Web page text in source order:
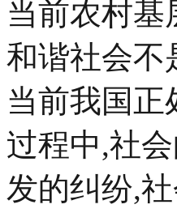
当前农村基
和谐社会不
当前我国正
过程中,社
发的纠纷,